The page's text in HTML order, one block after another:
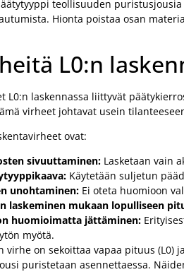
teollisuuden
Hionta poistaa osan
L0:n
L0:n laskennassa liittyvät
virheet johtavat usein
ovat:
sivuuttaminen: Lasketaan vain
Käytetään suljetun
unohtaminen: Ei oteta huomioon
laskeminen mukaan lopulliseen
huomioimatta jättäminen:
myötä.
virhe on sekoittaa vapaa pituus (L0)
puristetaan asennettaessa.